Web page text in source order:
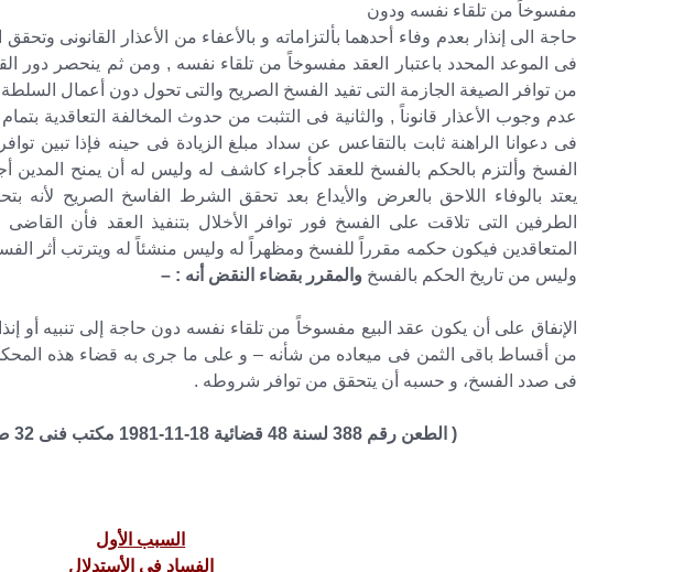
مفسوخاً من تلقاء نفسه ودون
حاجة الى إنذار بعدم وفاء أحدهما بألتزاماته و بالأعفاء من الأعذار القانونى
فى الموعد المحدد باعتبار العقد مفسوخاً من تلقاء نفسه , ومن ثم ينحصر دور
من توافر الصيغة الجازمة التى تفيد الفسخ الصريح والتى تحول دون أعمال السلطة
عدم وجوب الأعذار قانوناً , والثانية فى التثبت من حدوث المخالفة التعاقدية
فى دعوانا الراهنة ثابت بالتقاعس عن سداد مبلغ الزيادة فى حينه فإذا تبين
الفسخ وألتزم بالحكم بالفسخ للعقد كأجراء كاشف له وليس له أن يمنح المدين
يعتد بالوفاء اللاحق بالعرض والأيداع بعد تحقق الشرط الفاسخ الصريح لأنه
الطرفين التى تلاقت على الفسخ فور توافر الأخلال بتنفيذ العقد فأن
المتعاقدين فيكون حكمه مقرراً للفسخ ومظهراً له وليس منشئاً له ويترتب أثر
وليس من تاريخ الحكم بالفسخ والمقرر بقضاء النقض أنه : –
الإنفاق على أن يكون عقد البيع مفسوخاً من تلقاء نفسه دون حاجة إلى تنبيه
من أقساط باقى الثمن فى ميعاده من شأنه – و على ما جرى به قضاء هذه
فى صدد الفسخ، و حسبه أن يتحقق من توافر شروطه .
( الطعن رقم 388 لسنة 48 قضائية 18-11-1981 مكتب فنى 32 صفحة رقم 2052 بتاريخ )
السبب الأول
الفساد فى الأستدلال